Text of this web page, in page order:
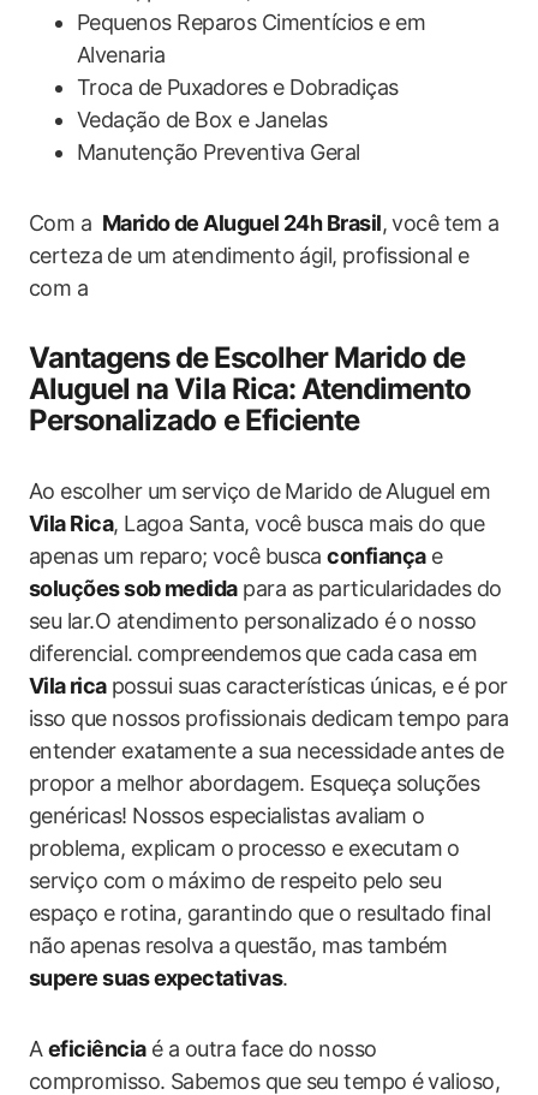
Pequenos Reparos Cimentícios‍ e ​em
Alvenaria
Troca de⁣ Puxadores e Dobradiças
Vedação de Box e Janelas
Manutenção Preventiva ‌Geral
Com a ⁣ Marido de Aluguel 24h​ Brasil,‍ você tem ​a
certeza⁣ de um atendimento ágil, profissional e
com a
Vantagens de⁢ Escolher‍ Marido de
Aluguel na ‍Vila Rica: Atendimento​
Personalizado e Eficiente
Ao escolher um⁤ serviço de Marido‌ de⁢ Aluguel em
Vila Rica, Lagoa Santa, você busca mais do que
apenas um reparo;‌ você buscaconfiançae
soluções sob medidapara as particularidades do
seu lar.O atendimento personalizado é o nosso
diferencial.⁤ compreendemos ⁤que ‌cada casa ‌em
Vila⁢ rica⁢possui suas características únicas, e ⁣é por
isso que‍ nossos profissionais dedicam tempo ⁢para​
entender exatamente a sua ‍necessidade antes de‍
propor ⁢a‍ melhor abordagem. Esqueça soluções
genéricas! Nossos especialistas avaliam o
problema, explicam o⁣ processo e⁤ executam ⁣o
serviço com o máximo de respeito ⁤pelo ​seu
espaço e rotina, garantindo que o resultado⁣ final⁢
não⁣ apenas resolva⁣ a ⁣questão, mas também
supere suas expectativas.
Aeficiência​é‍ a outra face do ​nosso
compromisso. Sabemos que ‌seu tempo ⁢é ‌valioso,